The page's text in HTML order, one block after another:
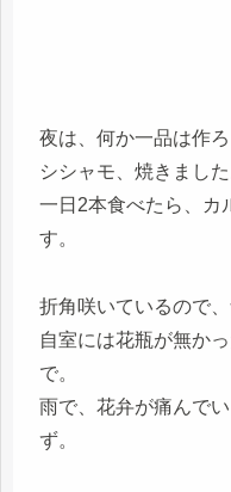
夜は、何か一品は作ろ
シシャモ、焼きました
一日2本食べたら、カ
す。
折角咲いているので
自室には花瓶が無か
で。
雨で、花弁が痛んで
ず。